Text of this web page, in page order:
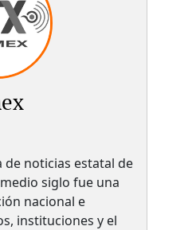
de noticias estatal de
siglo fue una
nacional e
instituciones y el